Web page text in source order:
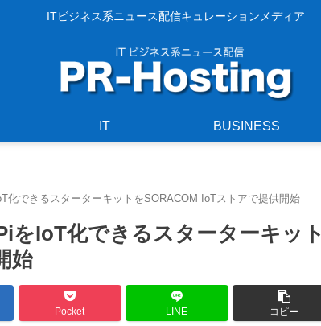
ITビジネス系ニュース配信キュレーションメディア
IT BUSINESS
化できるスターターキットをSORACOM IoTストアで提供開始
IoT化できるスターターキット
始
Pocket LINE コピー